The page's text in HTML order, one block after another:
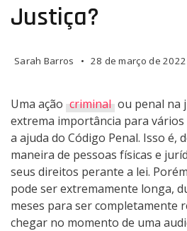
Justiça?
Sarah Barros 28 de março de 2022
Uma ação criminal ou penal na
extrema importância para vários
a ajuda do Código Penal. Isso é,
maneira de pessoas físicas e
seus direitos perante a lei.
pode ser extremamente longa,
meses para ser completamente
chegar no momento de uma